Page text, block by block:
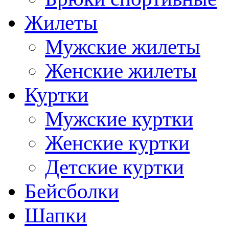
Жилеты
Мужские жилеты
Женские жилеты
Куртки
Мужские куртки
Женские куртки
Детские куртки
Бейсболки
Шапки